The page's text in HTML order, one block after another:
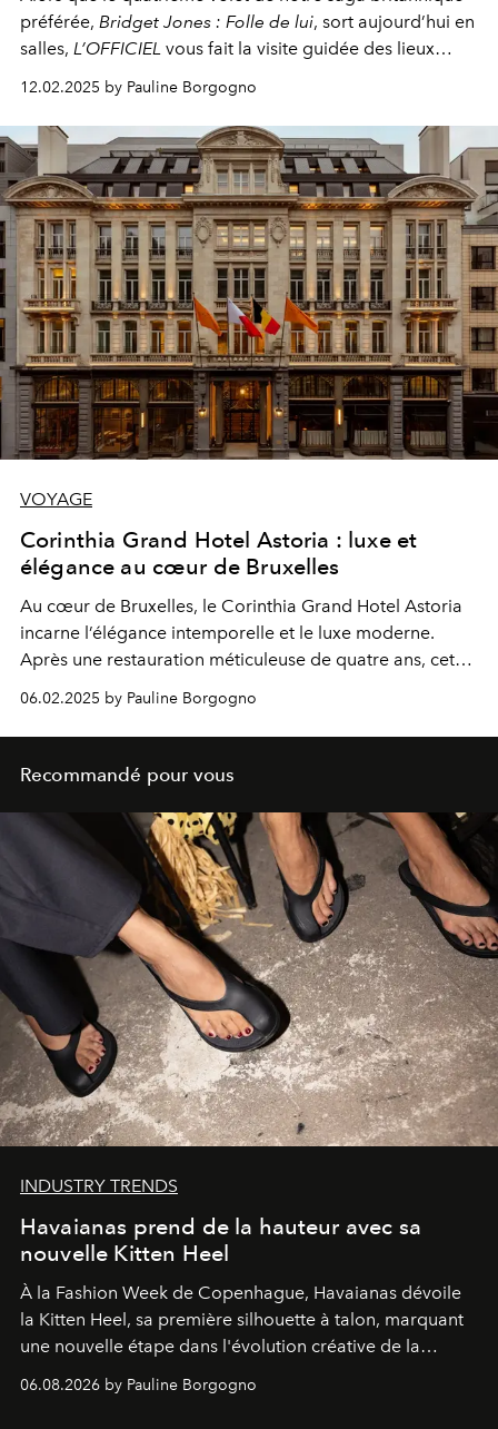
préférée, Bridget Jones : Folle de lui, sort aujourd’hui en
salles, L’OFFICIEL vous fait la visite guidée des lieux
cultes de la capitale londonienne où ont été tournés les
films au fil des ans.
12.02.2025 by Pauline Borgogno
VOYAGE
Corinthia Grand Hotel Astoria : luxe et
élégance au cœur de Bruxelles
Au cœur de Bruxelles, le Corinthia Grand Hotel Astoria
incarne l’élégance intemporelle et le luxe moderne.
Après une restauration méticuleuse de quatre ans, cet
établissement emblématique a rouvert ses portes le 9
décembre 2024, redonnant vie à un joyau historique de
la capitale belge.
06.02.2025 by Pauline Borgogno
Recommandé pour vous
INDUSTRY TRENDS
Havaianas prend de la hauteur avec sa
nouvelle Kitten Heel
À la Fashion Week de Copenhague, Havaianas dévoile
la Kitten Heel, sa première silhouette à talon, marquant
une nouvelle étape dans l'évolution créative de la
06.08.2026 by Pauline Borgogno